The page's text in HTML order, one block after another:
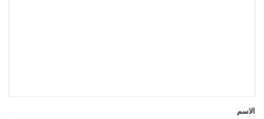
*الاسم